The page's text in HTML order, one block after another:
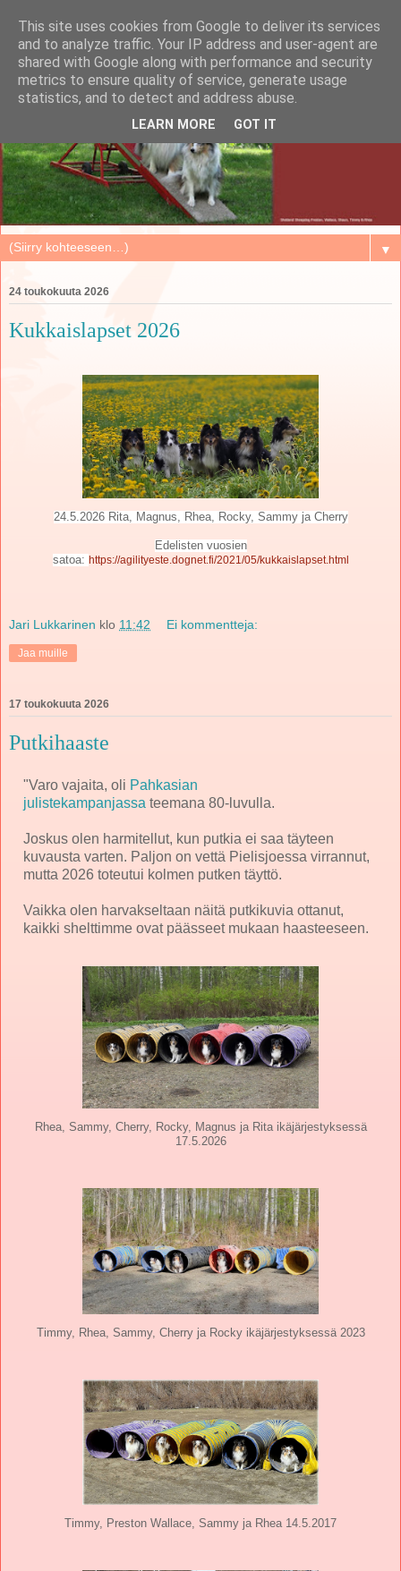
▼
24 toukokuuta 2026
Kukkaislapset 2026
24.5.2026 Rita, Magnus, Rhea, Rocky, Sammy ja Cherry
Edelisten vuosien
satoa: https://agilityeste.dognet.fi/2021/05/kukkaislapset.html
Jari Lukkarinen klo 11:42 Ei kommentteja:
Jaa muille
17 toukokuuta 2026
Putkihaaste
"Varo vajaita, oli Pahkasian
julistekampanjassa teemana 80-luvulla.
Joskus olen harmitellut, kun putkia ei saa täyteen
kuvausta varten. Paljon on vettä Pielisjoessa virrannut,
mutta 2026 toteutui kolmen putken täyttö.
Vaikka olen harvakseltaan näitä putkikuvia ottanut,
kaikki shelttimme ovat päässeet mukaan haasteeseen.
Rhea, Sammy, Cherry, Rocky, Magnus ja Rita ikäjärjestyksessä
17.5.2026
Timmy, Rhea, Sammy, Cherry ja Rocky ikäjärjestyksessä 2023
Timmy, Preston Wallace, Sammy ja Rhea 14.5.2017
This site uses cookies from Google to deliver its services
and to analyze traffic. Your IP address and user-agent are
shared with Google along with performance and security
metrics to ensure quality of service, generate usage
statistics, and to detect and address abuse.
LEARN MORE GOT IT